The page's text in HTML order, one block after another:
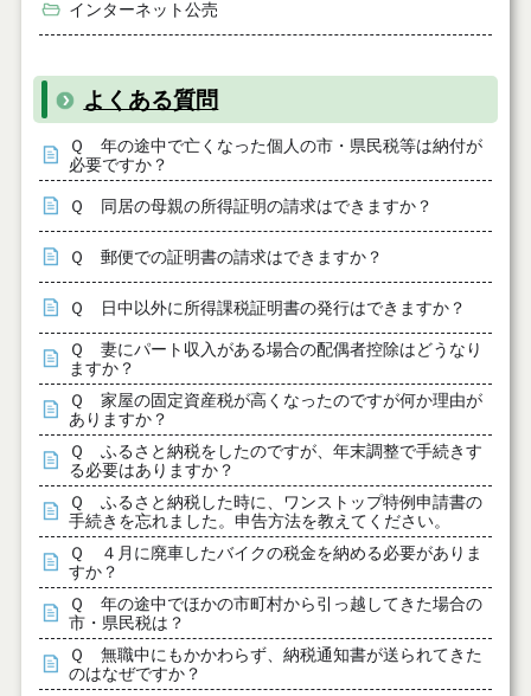
インターネット公売
よくある質問
Ｑ 年の途中で亡くなった個人の市・県民税等は納付が
必要ですか？
Ｑ 同居の母親の所得証明の請求はできますか？
Ｑ 郵便での証明書の請求はできますか？
Ｑ 日中以外に所得課税証明書の発行はできますか？
Ｑ 妻にパート収入がある場合の配偶者控除はどうなり
ますか？
Ｑ 家屋の固定資産税が高くなったのですが何か理由が
ありますか？
Ｑ ふるさと納税をしたのですが、年末調整で手続きす
る必要はありますか？
Ｑ ふるさと納税した時に、ワンストップ特例申請書の
手続きを忘れました。申告方法を教えてください。
Ｑ ４月に廃車したバイクの税金を納める必要がありま
すか？
Ｑ 年の途中でほかの市町村から引っ越してきた場合の
市・県民税は？
Ｑ 無職中にもかかわらず、納税通知書が送られてきた
のはなぜですか？